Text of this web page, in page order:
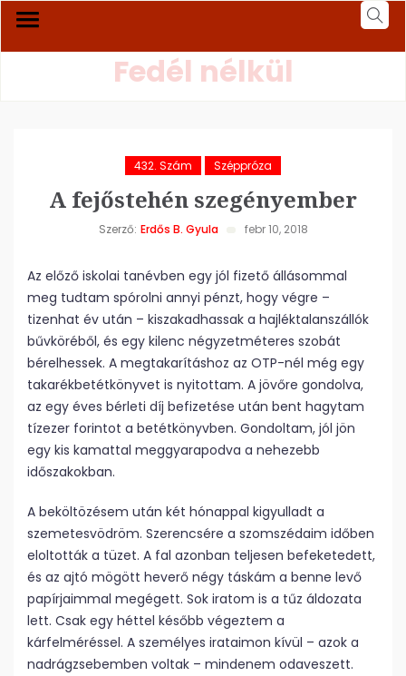
Fedél nélkül
432. Szám Széppróza
A fejőstehén szegényember
Szerző: Erdős B. Gyula febr 10, 2018
Az előző iskolai tanévben egy jól fizető állásommal
meg tudtam spórolni annyi pénzt, hogy végre –
tizenhat év után – kiszakadhassak a hajléktalanszállók
bűvköréből, és egy kilenc négyzetméteres szobát
bérelhessek. A megtakarításhoz az OTP-nél még egy
takarékbetétkönyvet is nyitottam. A jövőre gondolva,
az egy éves bérleti díj befizetése után bent hagytam
tízezer forintot a betétkönyvben. Gondoltam, jól jön
egy kis kamattal meggyarapodva a nehezebb
időszakokban.
A beköltözésem után két hónappal kigyulladt a
szemetesvödröm. Szerencsére a szomszédaim időben
eloltották a tüzet. A fal azonban teljesen befeketedett,
és az ajtó mögött heverő négy táskám a benne levő
papírjaimmal megégett. Sok iratom is a tűz áldozata
lett. Csak egy héttel később végeztem a
kárfelméréssel. A személyes irataimon kívül – azok a
nadrágzsebemben voltak – mindenem odaveszett.